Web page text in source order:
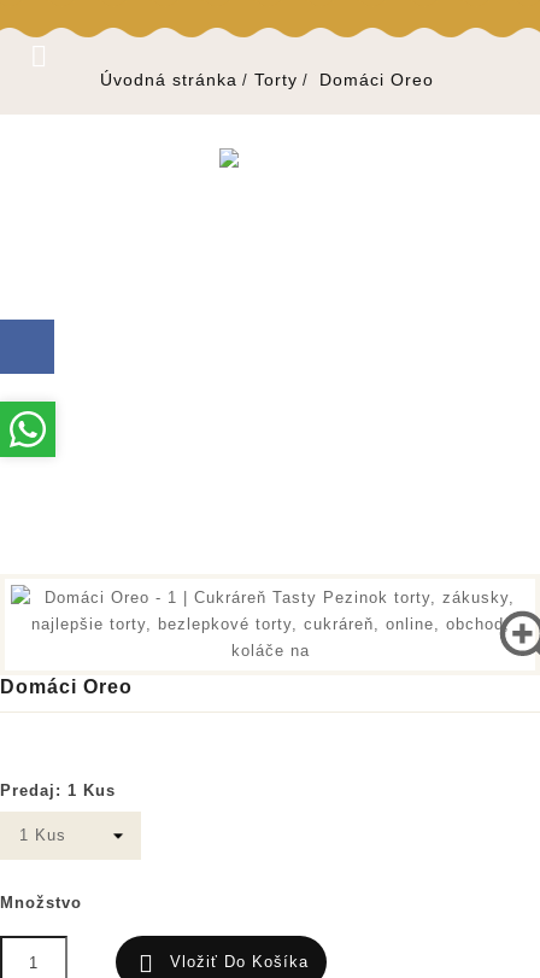

Úvodná stránka Torty Domáci Oreo
Domáci Oreo
Predaj: 1 Kus
Množstvo
 Vložiť Do Košíka